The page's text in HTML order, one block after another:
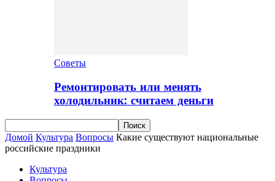
Советы
Ремонтировать или менять
холодильник: считаем деньги
Домой Культура Вопросы Какие существуют национальные
российские праздники
Культура